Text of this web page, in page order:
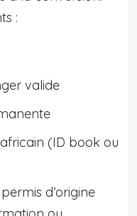
:
valide
(ID book ou
d’origine